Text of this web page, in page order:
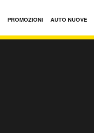
PROMOZIONI AUTO NUOVE